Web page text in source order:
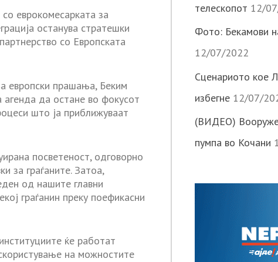
еврокомесарката за
останува стратешки
со Европската
европски прашања, Беким
да остане во фокусот
што ја приближуваат
посветеност, одговорно
за граѓаните. Затоа,
од нашите главни
граѓанин преку поефикасни
ќе работат
на можностите
телескопот 12/
Фото: Бекамови
12/07/2022
Сценариото кое
избегне 12/07/
(ВИДЕО)
пумпа во Кочани